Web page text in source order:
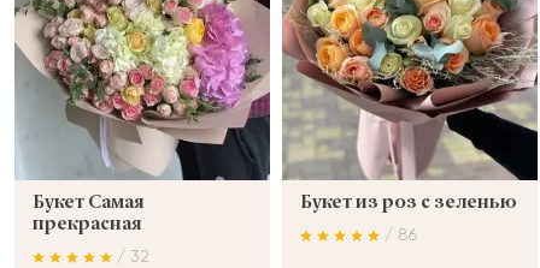
Букет Самая
прекрасная
/ 32
Букет из роз с зеленью
/ 86